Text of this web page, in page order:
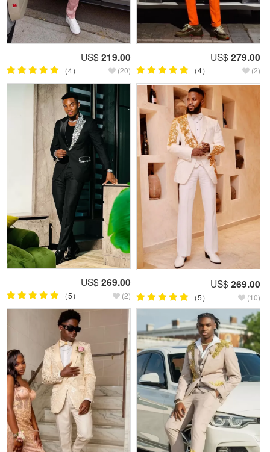
US$ 219.00
（4） (20)
US$ 279.00
（4） (2)
US$ 269.00
（5） (2)
US$ 269.00
（5） (10)